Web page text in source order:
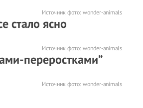
Источник фото: wonder-animals
стало ясно
Источник фото: wonder-animals
переростками”
Источник фото: wonder-animals